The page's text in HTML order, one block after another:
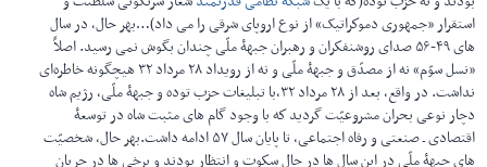
استقرار «جمهوری دموكراتیک» از نوع اروپای شرقی را می داد)…بهر حال، در سال
های ۴۹-۵۶ صدای روشنفكران و رهبران جبهۀ ملّی چندان بگوش نمی رسید. اصلاً
«نسل سوّم» نه از مصدّق و جبهۀ ملّی و نه از
رویداد ۲۸ مرداد ۳۲ هیچگونه خاطره‌ای
نداشت. در واقع، بعد از ۲۸ مرداد ۳۲،با تبلیغات حزب توده و جبهۀ ملّی، رژیم شاه
دچار نوعی بحران مشروعیّت گردید كه با وجود گام های مثبت شاه در توسعۀ
اقتصادی ـ صنعتی و رفاه اجتماعی، تا پایان سال ۵۷ ادامه داشت.بهر حال، شخصیّت
های جبهۀ ملّی در این سال ها در حال سكوت و انتظار بودند و برخی ها در جریان